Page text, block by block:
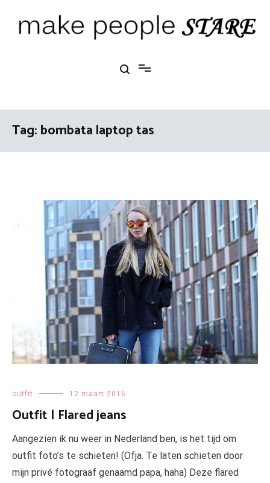
Tag:bombata laptop tas
outfit 12 maart 2016
Outfit | Flared jeans
Aangezien ik nu weer in Nederland ben, is het tijd om
outfit foto’s te schieten! (Ofja. Te laten schieten door
mijn privé fotograaf genaamd papa, haha) Deze flared